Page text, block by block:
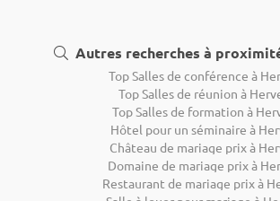
Autres recherches à
Top Salles de conférence à
Top Salles de réunion à
Top Salles de formation à
Hôtel pour un séminaire à
Château de mariage prix à
Domaine de mariage prix à
Restaurant de mariage prix à